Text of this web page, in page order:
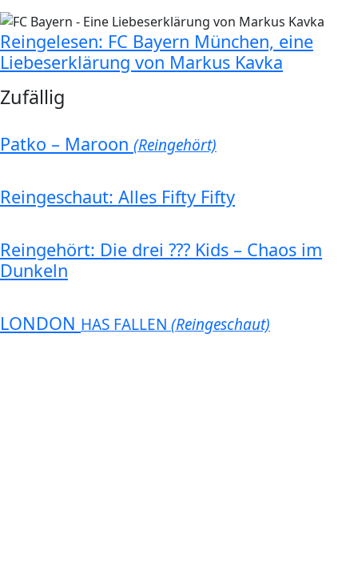
Reingelesen: FC Bayern München, eine
Liebeserklärung von Markus Kavka
Zufällig
Patko – Maroon (Reingehört)
Reingeschaut: Alles Fifty Fifty
Reingehört: Die drei ??? Kids – Chaos im
Dunkeln
LONDON HAS FALLEN (Reingeschaut)